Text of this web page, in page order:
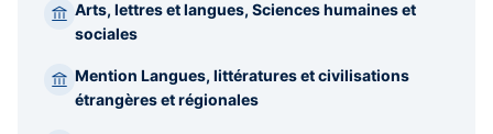
Arts, lettres et langues, Sciences humaines et
sociales
Mention Langues, littératures et civilisations
étrangères et régionales